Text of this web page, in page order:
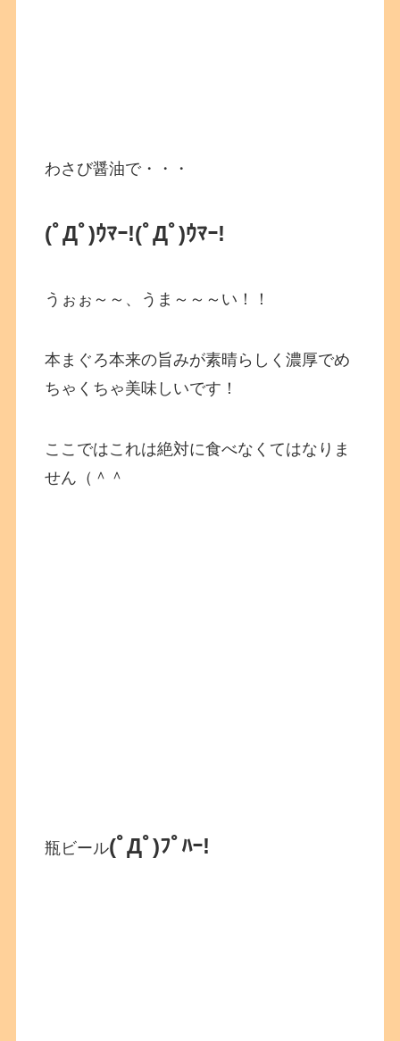
わさび醤油で・・・
(ﾟДﾟ)ｳﾏｰ!(ﾟДﾟ)ｳﾏｰ!
うぉぉ～～、うま～～～い！！
本まぐろ本来の旨みが素晴らしく濃厚でめ
ちゃくちゃ美味しいです！
ここではこれは絶対に食べなくてはなりま
せん（＾＾
瓶ビール(ﾟДﾟ)ﾌﾟﾊｰ!